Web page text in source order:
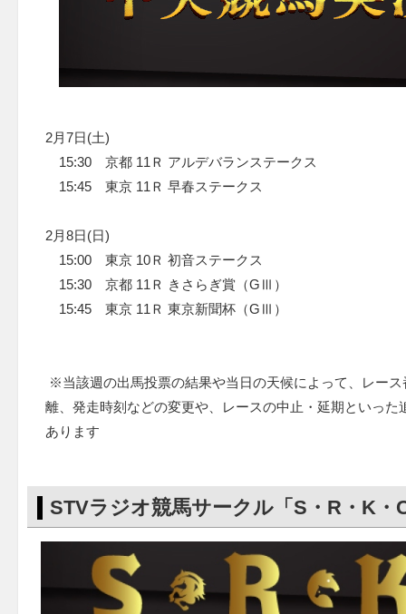
2月7日(土)
15:30 京都 11Ｒ アルデバランステークス
15:45 東京 11Ｒ 早春ステークス
2月8日(日)
15:00 東京 10Ｒ 初音ステークス
15:30 京都 11Ｒ きさらぎ賞（GⅢ）
15:45 東京 11Ｒ 東京新聞杯（GⅢ）
※当該週の出馬投票の結果や当日の天候によって、レー
離、発走時刻などの変更や、レースの中止・延期といっ
あります
STVラジオ競馬サークル「S・R・K・